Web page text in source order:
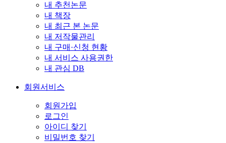
내 추천논문
내 책장
내 최근 본 논문
내 저작물관리
내 구매·신청 현황
내 서비스 사용권한
내 관심 DB
회원서비스
회원가입
로그인
아이디 찾기
비밀번호 찾기